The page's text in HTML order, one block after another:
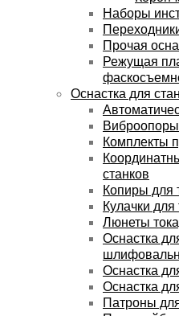
Наборы
Прочая
Режущая
Оснастка для
Виброопоры
Комплекты
станков
Копиры для
Кулачки
Люнеты
Оснастка
Оснастка
Оснастка
Патроны